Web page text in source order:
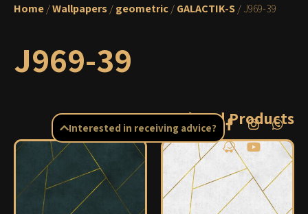
Home/Wallpapers/geometric/GALACTIK-S/ J969-39
J969-39
Related Products
Interested in receiving advice?